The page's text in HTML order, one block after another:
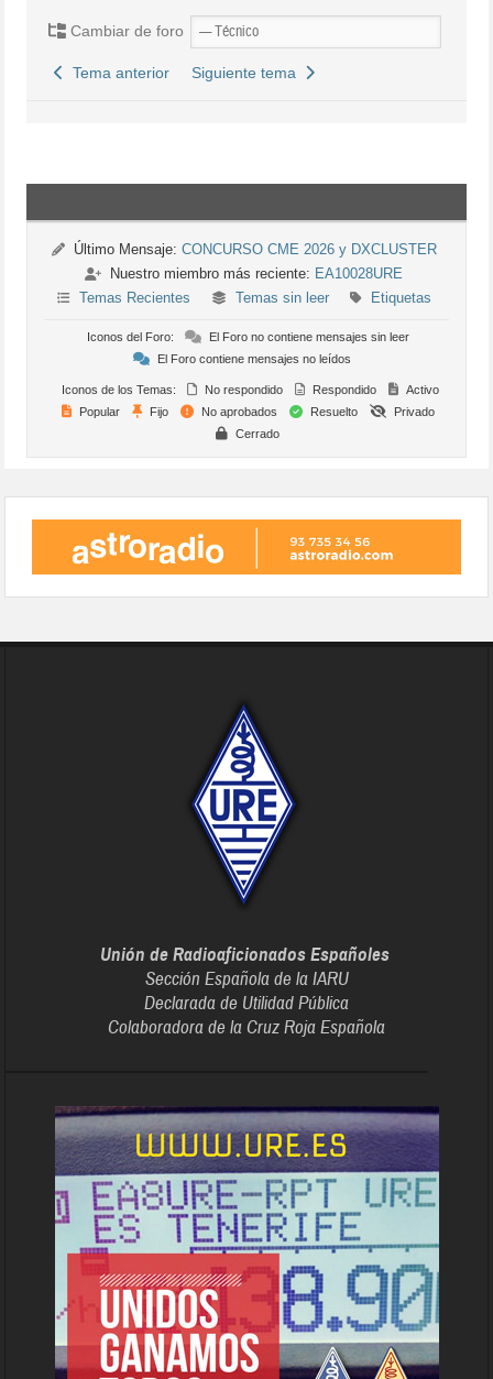
Cambiar de foro
Tema anterior Siguiente tema
Último Mensaje: CONCURSO CME 2026 y DXCLUSTER
Nuestro miembro más reciente: EA10028URE
Temas Recientes
Temas sin leer Etiquetas
Iconos del Foro:
El Foro no contiene mensajes sin leer
El Foro contiene mensajes no leídos
Iconos de los Temas: No respondido Respondido
Activo
Popular
Fijo No aprobados Resuelto
Privado
Cerrado
Unión de Radioaficionados Españoles
Sección Española de la IARU
Declarada de Utilidad Pública
Colaboradora de la Cruz Roja Española